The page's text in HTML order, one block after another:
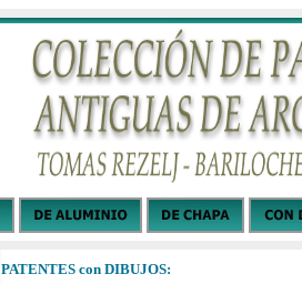
PATENTES con DIBUJOS: